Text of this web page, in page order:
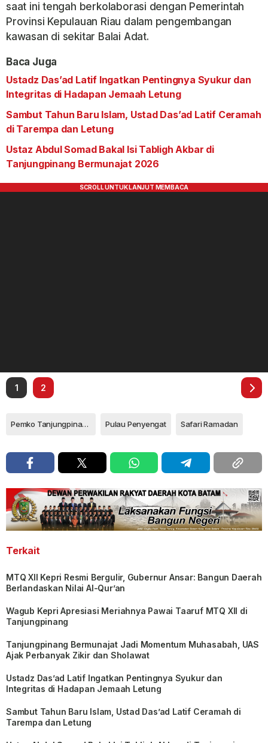
saat ini tengah berkolaborasi dengan Pemerintah
Provinsi Kepulauan Riau dalam pengembangan
kawasan di sekitar Balai Adat.
Baca Juga
Ustadz Das’ad Latif Ingatkan Pentingnya Syukur dan
Integritas di Hadapan Jemaah Letung
Sambut Tahun Baru Islam, Ustad Das’ad Latif Ceramah
di Tarempa dan Letung
Ustaz Abdul Somad Bakal Isi Tabligh Akbar di
Tanjungpinang Bermunajat 2026
1 2
Pemko Tanjungpinang Pulau Penyengat Safari Ramadan
Terkait
MTQ XII Kepri Resmi Bergulir, Gubernur Ansar: Bangun Daerah
Berlandaskan Nilai Al-Qur’an
Wagub Kepri Apresiasi Meriahnya Pawai Taaruf MTQ XII di
Tanjungpinang
Tanjungpinang Bermunajat Jadi Momentum Muhasabah, UAS
Ajak Perbanyak Zikir dan Sholawat
Ustadz Das’ad Latif Ingatkan Pentingnya Syukur dan
Integritas di Hadapan Jemaah Letung
Sambut Tahun Baru Islam, Ustad Das’ad Latif Ceramah di
Tarempa dan Letung